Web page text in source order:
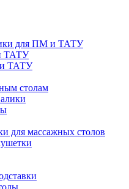
для ПМ и ТАТУ
ТАТУ
ТАТУ
столам
для массажных столов